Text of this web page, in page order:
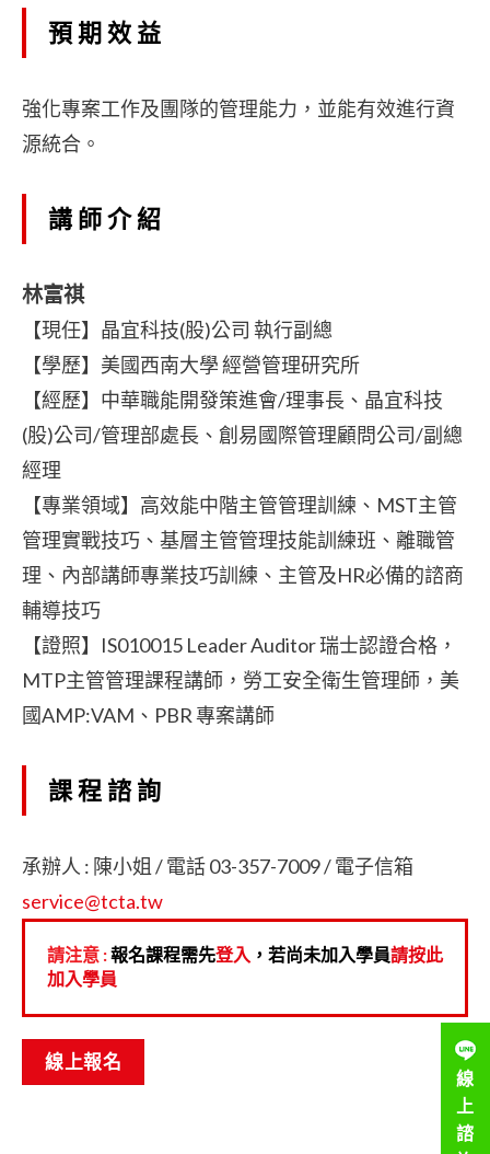
預期效益
強化專案工作及團隊的管理能力，並能有效進行資
源統合。
講師介紹
林富祺
【現任】晶宜科技(股)公司 執行副總
【學歷】美國西南大學 經營管理研究所
【經歷】中華職能開發策進會/理事長、晶宜科技
(股)公司/管理部處長、創易國際管理顧問公司/副總
經理
【專業領域】高效能中階主管管理訓練、MST主管
管理實戰技巧、基層主管管理技能訓練班、離職管
理、內部講師專業技巧訓練、主管及HR必備的諮商
輔導技巧
【證照】IS010015 Leader Auditor 瑞士認證合格，
MTP主管管理課程講師，勞工安全衛生管理師，美
國AMP:VAM、PBR 專案講師
課程諮詢
承辦人 : 陳小姐 / 電話 03-357-7009 / 電子信箱
service@tcta.tw
請注意 :報名課程需先登入 ，若尚未加入學員請按此
加入學員
線上報名
線
上
諮